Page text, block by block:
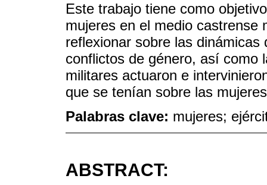
Este trabajo tiene como
mujeres en el medio castrense
reflexionar sobre las
conflictos de género, así como
militares actuaron e
que se tenían sobre las
Palabras clave: mujeres;
ABSTRACT: